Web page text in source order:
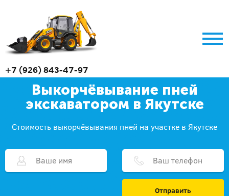
+7 (926) 843-47-97
Выкорчёвывание пней
экскаватором в Якутске
Стоимость выкорчёвывания пней на участке в Якутске
Отправить